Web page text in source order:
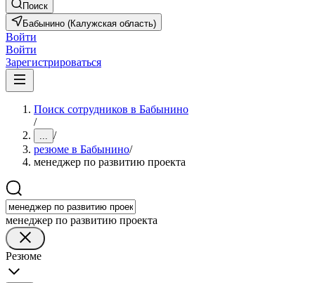
Поиск
Бабынино (Калужская область)
Войти
Войти
Зарегистрироваться
Поиск сотрудников в Бабынино
/
... /
резюме в Бабынино/
менеджер по развитию проекта
менеджер по развитию проекта
Резюме